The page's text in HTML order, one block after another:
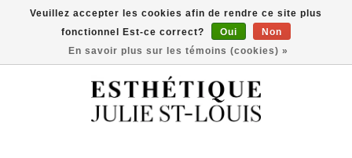
Comparer(0)
Veuillez accepter les cookies afin de rendre ce site plus
fonctionnel Est-ce correct?
Oui
Non
En savoir plus sur les témoins (cookies) »